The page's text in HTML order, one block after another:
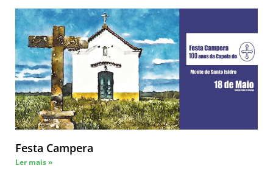
Festa Campera
Ler mais »